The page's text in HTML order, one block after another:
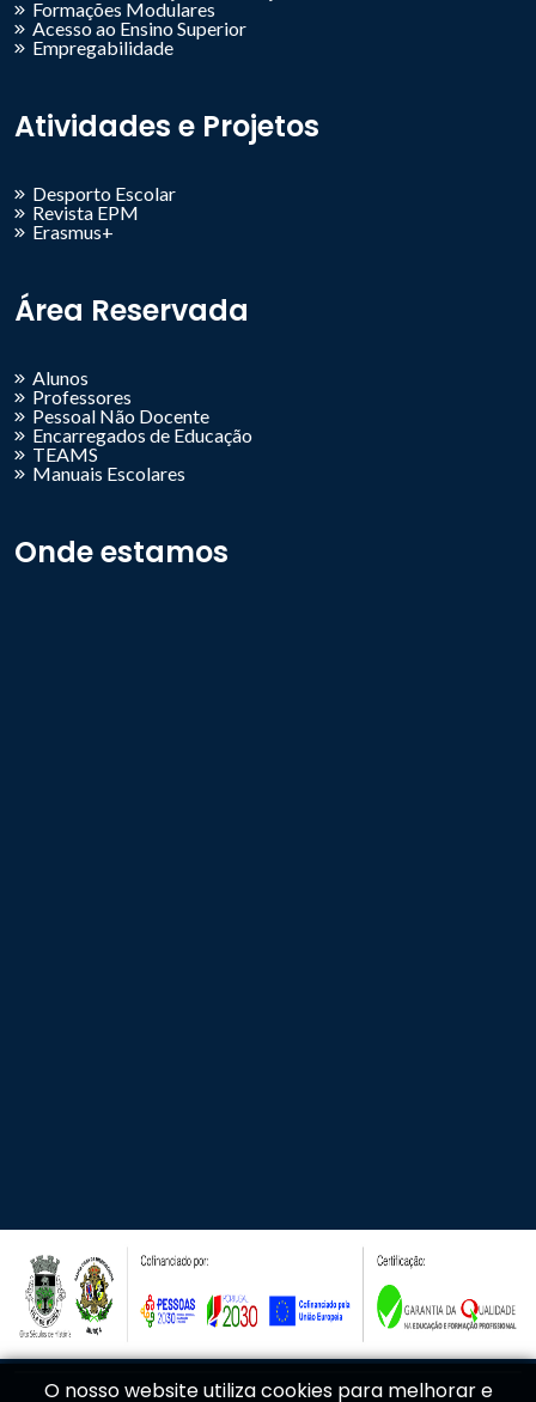
Formações Modulares
Acesso ao Ensino Superior
Empregabilidade
Atividades e Projetos
Desporto Escolar
Revista EPM
Erasmus+
Área Reservada
Alunos
Professores
Pessoal Não Docente
Encarregados de Educação
TEAMS
Manuais Escolares
Onde estamos
O nosso website utiliza cookies para melhorar e